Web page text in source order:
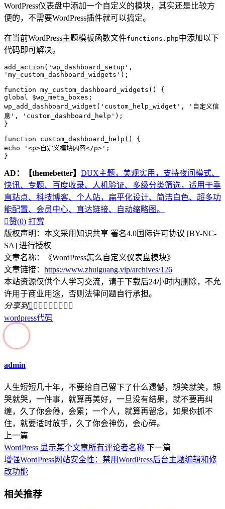
WordPress仪表盘中添加一个自定义的模块，其实还是比较方
便的，不需要WordPress插件就可以搞定。
在当前WordPress主题模板函数文件functions.php中添加以下
代码即可解决。
add_action('wp_dashboard_setup',
'my_custom_dashboard_widgets');
function my_custom_dashboard_widgets() {
global $wp_meta_boxes;
wp_add_dashboard_widget('custom_help_widget', '自定义信
息', 'custom_dashboard_help');
}
function custom_dashboard_help() {
echo '<p>自定义模块内容</p>';
}
AD： 【themebetter】 DUX主题，美观实用，支持夜间模式、
快讯、专题、百度收录、人机验证、多级分类筛选，适用于垂
直站点、科技博客、个人站，扁平化设计、简洁白色、超多功
能配置、会员中心、直达链接、自动缩略图。
赞(0) 打赏
版权声明：本文采用知识共享 署名4.0国际许可协议 [BY-NC-
SA] 进行授权
文章名称：《WordPress怎么自定义仪表盘模块》
文章链接： https://www.zhuiguang.vip/archives/126
本站资源仅供个人学习交流，请于下载后24小时内删除，不允
许用于商业用途，否则法律问题自行承担。
分享到        
wordpress代码
admin
人生短短几十年，不要给自己留下了什么遗憾，想笑就笑，想
哭就哭，一件事，就算再美好，一旦没有结果，就不要再纠
缠，久了你会倦，会累；一个人，就算再留念，如果你抓不
住，就要适时放手，久了你会神伤，会心碎。
上一篇
WordPress 显示某个文章所有评论者名称 下一篇
增强WordPress网站安全性：禁用WordPress后台主题编辑和修
改功能
相关推荐